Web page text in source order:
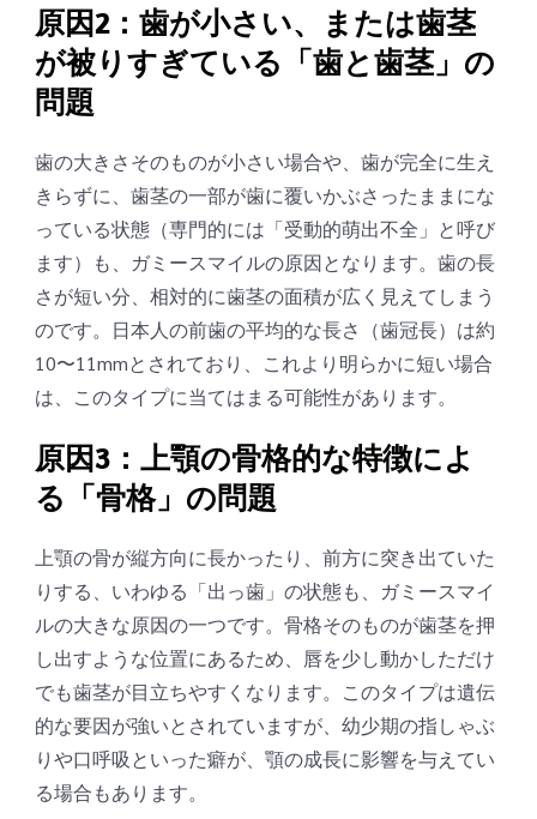
原因2：歯が小さい、または歯茎
が被りすぎている「歯と歯茎」の
問題
歯の大きさそのものが小さい場合や、歯が完全に生え
きらずに、歯茎の一部が歯に覆いかぶさったままにな
っている状態（専門的には「受動的萌出不全」と呼び
ます）も、ガミースマイルの原因となります。歯の長
さが短い分、相対的に歯茎の面積が広く見えてしまう
のです。日本人の前歯の平均的な長さ（歯冠長）は約
10〜11mmとされており、これより明らかに短い場合
は、このタイプに当てはまる可能性があります。
原因3：上顎の骨格的な特徴によ
る「骨格」の問題
上顎の骨が縦方向に長かったり、前方に突き出ていた
りする、いわゆる「出っ歯」の状態も、ガミースマイ
ルの大きな原因の一つです。骨格そのものが歯茎を押
し出すような位置にあるため、唇を少し動かしただけ
でも歯茎が目立ちやすくなります。このタイプは遺伝
的な要因が強いとされていますが、幼少期の指しゃぶ
りや口呼吸といった癖が、顎の成長に影響を与えてい
る場合もあります。